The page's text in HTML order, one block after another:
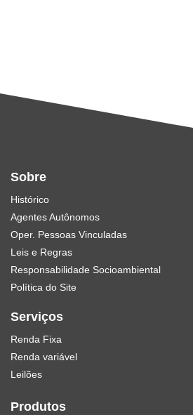
Sobre
Histórico
Agentes Autônomos
Oper. Pessoas Vinculadas
Leis e Regras
Responsabilidade Socioambiental
Política do Site
Serviços
Renda Fixa
Renda variável
Leilões
Produtos